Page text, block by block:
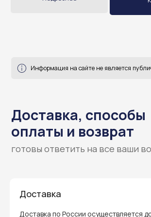
Доставка
Доставка по России осуществляется
Мы предлагаем полный послепродажный
ремонт и сервис